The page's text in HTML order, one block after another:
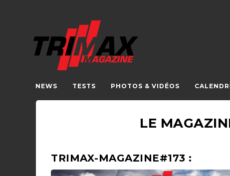
NEWS TESTS PHOTOS & VIDÉOS
LE
TRIMAX-MAGAZINE#173 :